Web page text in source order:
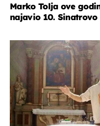
Marko Tolja ove
najavio 10. Sinatrovo